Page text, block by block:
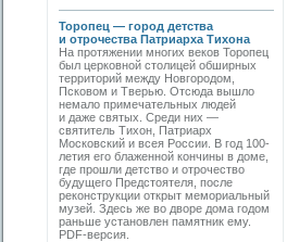
Торопец — город детства
и отрочества Патриарха Тихона
На протяжении многих веков Торопец
был церковной столицей обширных
территорий между Новгородом,
Псковом и Тверью. Отсюда вышло
немало примечательных людей
и даже святых. Среди них —
святитель Тихон, Патриарх
Московский и всея России. В год 100-
летия его блаженной кончины в доме,
где прошли детство и отрочество
будущего Предстоятеля, после
реконструкции открыт мемориальный
музей. Здесь же во дворе дома годом
раньше установлен памятник ему.
PDF-версия.